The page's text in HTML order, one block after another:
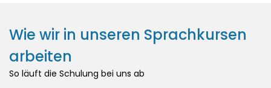
Wie wir in unseren Sprachkursen
arbeiten
So läuft die Schulung bei uns ab